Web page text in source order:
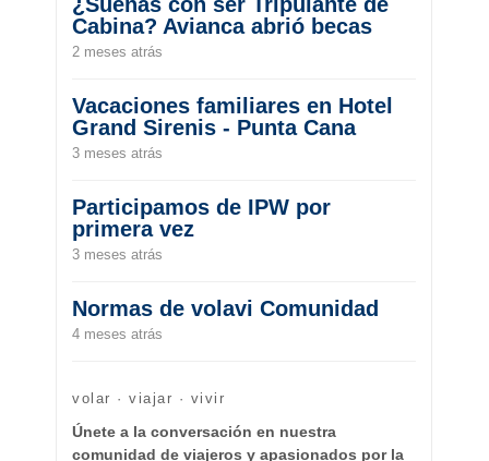
Cabina? Avianca abrió becas
2 meses atrás
Vacaciones familiares en Hotel
Grand Sirenis - Punta Cana
3 meses atrás
Participamos de IPW por
primera vez
3 meses atrás
Normas de volavi Comunidad
4 meses atrás
volar · viajar · vivir
Únete a la conversación en nuestra
comunidad de viajeros y apasionados por la